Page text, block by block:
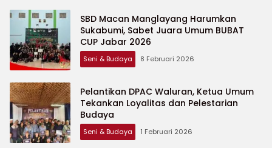
SBD Macan Manglayang Harumkan
Sukabumi, Sabet Juara Umum BUBAT
CUP Jabar 2026
Seni & Budaya 8 Februari 2026
Pelantikan DPAC Waluran, Ketua Umum
Tekankan Loyalitas dan Pelestarian
Budaya
Seni & Budaya 1 Februari 2026